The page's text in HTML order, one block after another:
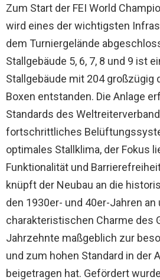
Zum Start der FEI World
wird eines der wichtigsten
dem Turniergelände
Stallgebäude 5, 6, 7, 8 und 9 ist
Stallgebäude mit 204 großzügig
Boxen entstanden. Die Anlage
Standards des
fortschrittliches
optimales Stallklima, der Fokus
Funktionalität und
knüpft der Neubau an die
den 1930er- und 40er-Jahren
charakteristischen Charme des
Jahrzehnte maßgeblich zur
und zum hohen Standard in der
beigetragen hat. Gefördert